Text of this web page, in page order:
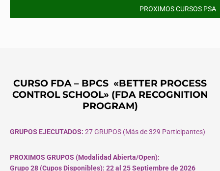
PROXIMOS CURSOS PSA
CURSO FDA – BPCS «BETTER PROCESS
CONTROL SCHOOL» (FDA RECOGNITION
PROGRAM)
GRUPOS EJECUTADOS: 27 GRUPOS (Más de 329 Participantes)
PROXIMOS GRUPOS (Modalidad Abierta/Open):
Grupo 28 (Cupos Disponibles): 22 al 25 Septiembre de 2026